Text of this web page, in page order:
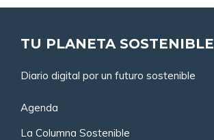
TU PLANETA SOSTENIBLE
Diario digital por un futuro sostenible
Agenda
La Columna Sostenible